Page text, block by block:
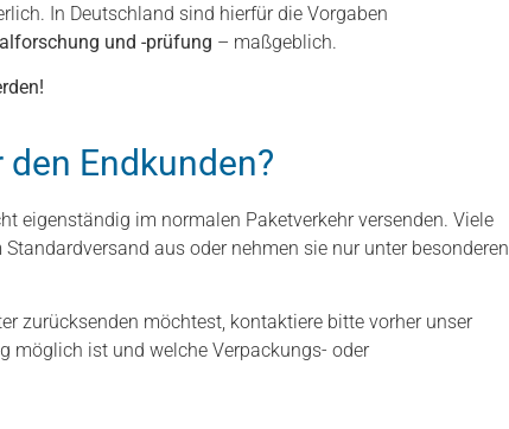
In Deutschland sind hierfür die Vorgaben
und -prüfung – maßgeblich.
Endkunden?
eigenständig im normalen Paketverkehr versenden. Viele
aus oder nehmen sie nur unter besonderen
zurücksenden möchtest, kontaktiere bitte vorher unser
möglich ist und welche Verpackungs- oder